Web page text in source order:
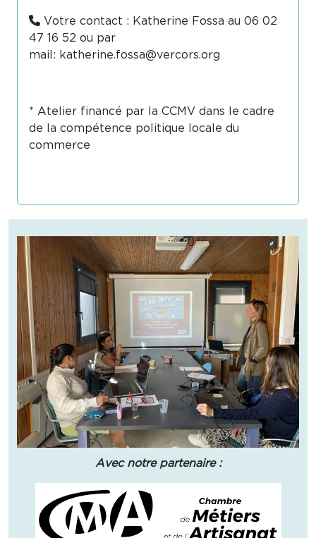
Votre contact : Katherine Fossa au 06 02
47 16 52 ou par
mail: katherine.fossa@vercors.org
* Atelier financé par la CCMV dans le cadre
de la compétence politique locale du
commerce
Avec notre partenaire :